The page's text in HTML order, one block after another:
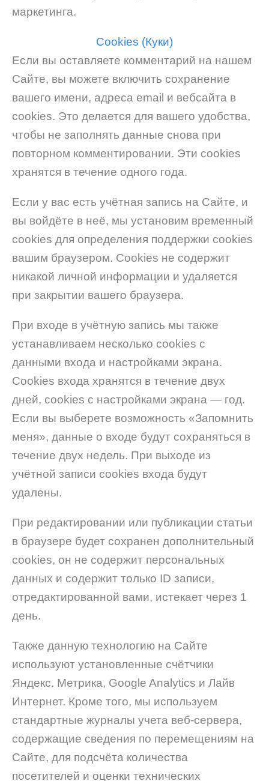
маркетинга.
Cookies (Куки)
Если вы оставляете комментарий на нашем
Сайте, вы можете включить сохранение
вашего имени, адреса email и вебсайта в
cookies. Это делается для вашего удобства,
чтобы не заполнять данные снова при
повторном комментировании. Эти cookies
хранятся в течение одного года.
Если у вас есть учётная запись на Сайте, и
вы войдёте в неё, мы установим временный
cookies для определения поддержки cookies
вашим браузером. Cookies не содержит
никакой личной информации и удаляется
при закрытии вашего браузера.
При входе в учётную запись мы также
устанавливаем несколько cookies с
данными входа и настройками экрана.
Cookies входа хранятся в течение двух
дней, cookies с настройками экрана — год.
Если вы выберете возможность «Запомнить
меня», данные о входе будут сохраняться в
течение двух недель. При выходе из
учётной записи cookies входа будут
удалены.
При редактировании или публикации статьи
в браузере будет сохранен дополнительный
cookies, он не содержит персональных
данных и содержит только ID записи,
отредактированной вами, истекает через 1
день.
Также данную технологию на Сайте
используют установленные счётчики
Яндекс. Метрика, Google Analytics и Лайв
Интернет. Кроме того, мы используем
стандартные журналы учета веб-сервера,
содержащие сведения по перемещениям на
Сайте, для подсчёта количества
посетителей и оценки технических